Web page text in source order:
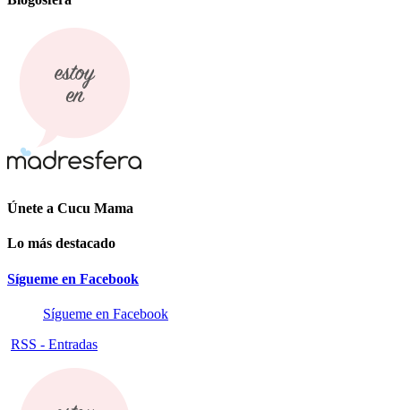
Únete a Cucu Mama
Lo más destacado
Sígueme en Facebook
Sígueme en Facebook
RSS - Entradas